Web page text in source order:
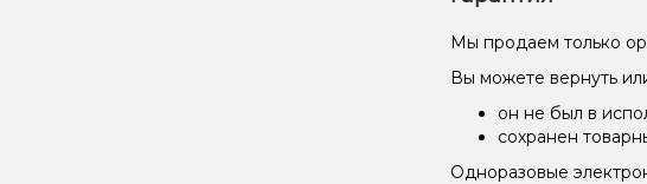
Мы продаем только
Вы можете вернуть
он не был в
сохранен
Одноразовые